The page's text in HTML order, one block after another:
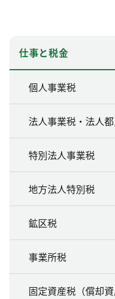
仕事と税金
個人事業税
法人事業税・法人
特別法人事業税
地方法人特別税
鉱区税
事業所税
固定資産税（償却資